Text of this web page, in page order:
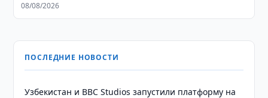
08/08/2026
ПОСЛЕДНИЕ НОВОСТИ
Узбекистан и BBC Studios запустили платформу на